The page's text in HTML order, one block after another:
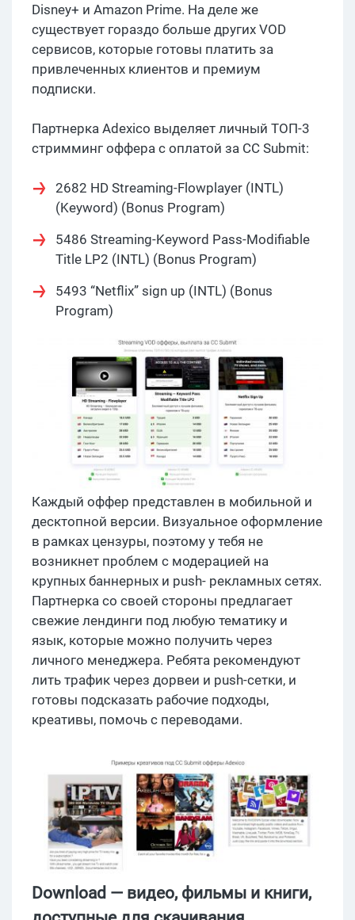
Disney+ и Amazon Prime. На деле же
существует гораздо больше других VOD
сервисов, которые готовы платить за
привлеченных клиентов и премиум
подписки.
Партнерка Adexico выделяет личный ТОП-3
стримминг оффера с оплатой за CC Submit:
2682 HD Streaming-Flowplayer (INTL)
(Keyword) (Bonus Program)
5486 Streaming-Keyword Pass-Modifiable
Title LP2 (INTL) (Bonus Program)
5493 “Netflix” sign up (INTL) (Bonus
Program)
Каждый оффер представлен в мобильной и
десктопной версии. Визуальное оформление
в рамках цензуры, поэтому у тебя не
возникнет проблем с модерацией на
крупных баннерных и push- рекламных сетях.
Партнерка со своей стороны предлагает
свежие лендинги под любую тематику и
язык, которые можно получить через
личного менеджера. Ребята рекомендуют
лить трафик через дорвеи и push-сетки, и
готовы подсказать рабочие подходы,
креативы, помочь с переводами.
Download — видео, фильмы и книги,